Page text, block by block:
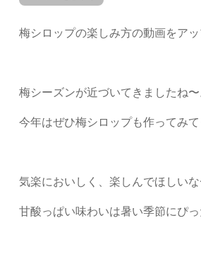
梅シロップの楽しみ方の動画をアッ
梅シーズンが近づいてきましたね〜
今年はぜひ梅シロップも作ってみて
気楽においしく、楽しんでほしいな
甘酸っぱい味わいは暑い季節にぴ